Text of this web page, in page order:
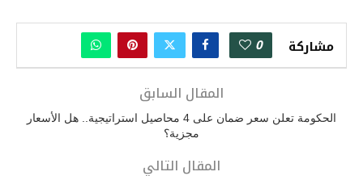
مشاركة 0
المقال السابق
الحكومة تعلن سعر ضمان على 4 محاصيل استراتيجية.. هل الأسعار
مجزية؟
المقال التالي